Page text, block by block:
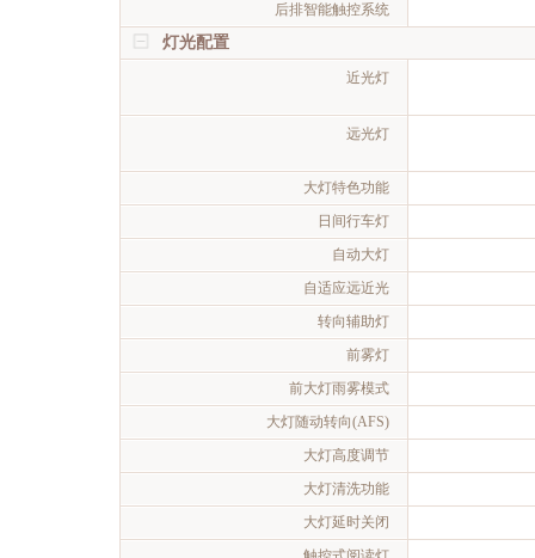
后排智能触控系统
灯光配置
近光灯
远光灯
大灯特色功能
日间行车灯
自动大灯
自适应远近光
转向辅助灯
前雾灯
前大灯雨雾模式
大灯随动转向(AFS)
大灯高度调节
大灯清洗功能
大灯延时关闭